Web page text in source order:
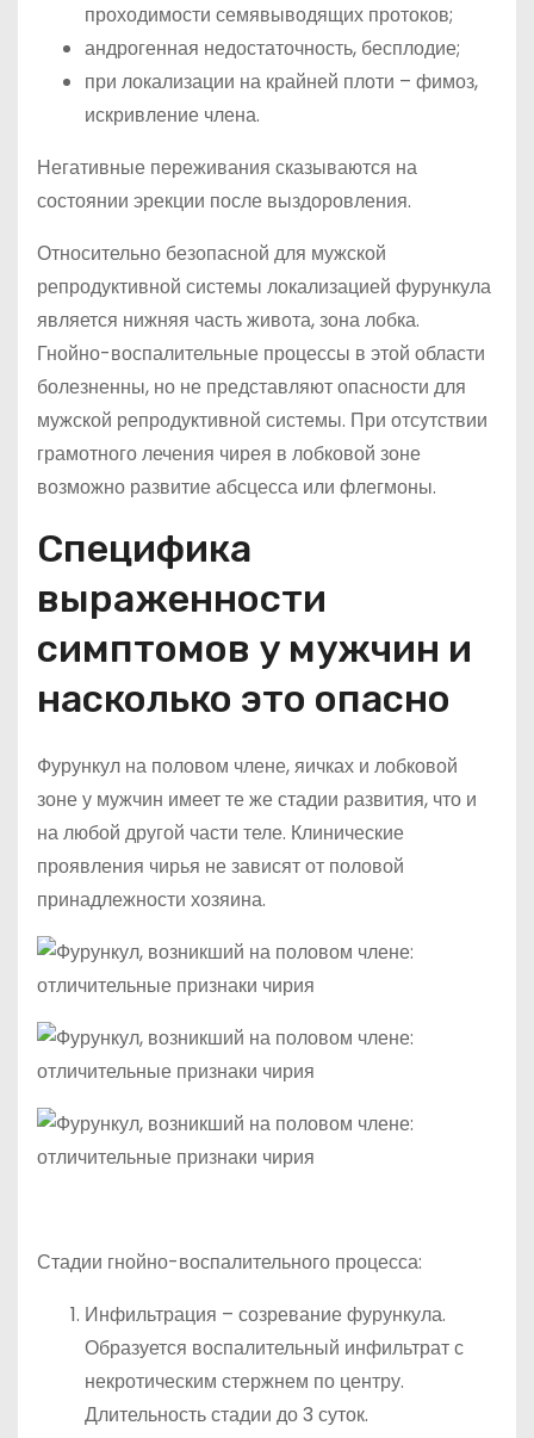
проходимости семявыводящих протоков;
андрогенная недостаточность, бесплодие;
при локализации на крайней плоти – фимоз,
искривление члена.
Негативные переживания сказываются на
состоянии эрекции после выздоровления.
Относительно безопасной для мужской
репродуктивной системы локализацией фурункула
является нижняя часть живота, зона лобка.
Гнойно-воспалительные процессы в этой области
болезненны, но не представляют опасности для
мужской репродуктивной системы. При отсутствии
грамотного лечения чирея в лобковой зоне
возможно развитие абсцесса или флегмоны.
Специфика
выраженности
симптомов у мужчин и
насколько это опасно
Фурункул на половом члене, яичках и лобковой
зоне у мужчин имеет те же стадии развития, что и
на любой другой части теле. Клинические
проявления чирья не зависят от половой
принадлежности хозяина.
Стадии гнойно-воспалительного процесса:
Инфильтрация – созревание фурункула.
Образуется воспалительный инфильтрат с
некротическим стержнем по центру.
Длительность стадии до 3 суток.